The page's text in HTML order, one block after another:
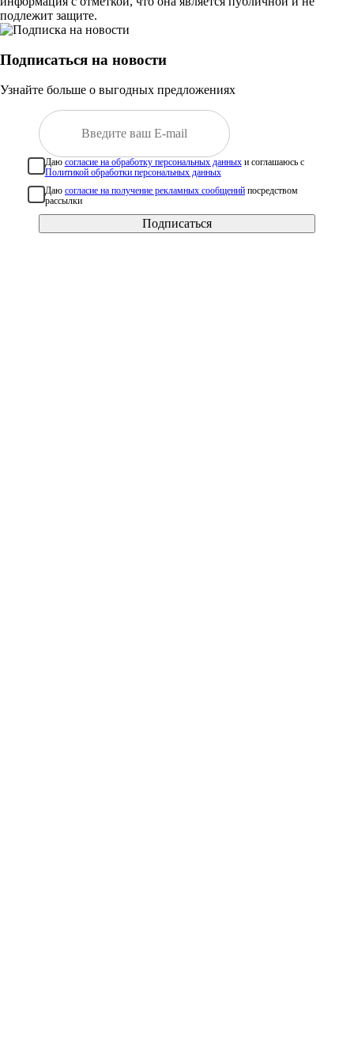
подлежит защите.
Подписаться на новости
Узнайте больше о выгодных предложениях
Даю согласие на обработку персональных данныхи соглашаюсь с
Политикой обработки персональных данных
Даю согласие на получение рекламных сообщенийпосредством
рассылки
Подписаться